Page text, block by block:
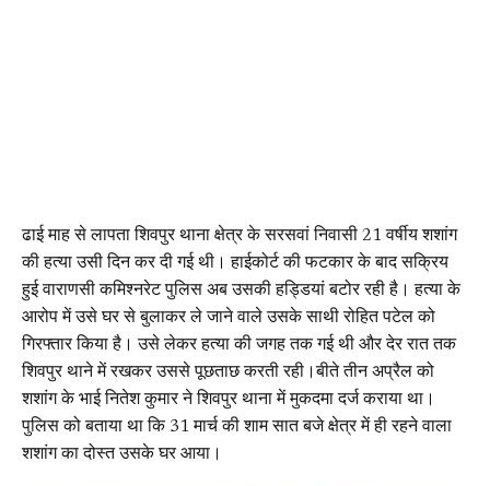
ढाई माह से लापता शिवपुर थाना क्षेत्र के सरसवां निवासी 21 वर्षीय शशांग
की हत्या उसी दिन कर दी गई थी। हाईकोर्ट की फटकार के बाद सक्रिय
हुई वाराणसी कमिश्नरेट पुलिस अब उसकी हड्डियां बटोर रही है। हत्या के
आरोप में उसे घर से बुलाकर ले जाने वाले उसके साथी रोहित पटेल को
गिरफ्तार किया है। उसे लेकर हत्या की जगह तक गई थी और देर रात तक
शिवपुर थाने में रखकर उससे पूछताछ करती रही।बीते तीन अप्रैल को
शशांग के भाई नितेश कुमार ने शिवपुर थाना में मुकदमा दर्ज कराया था।
पुलिस को बताया था कि 31 मार्च की शाम सात बजे क्षेत्र में ही रहने वाला
शशांग का दोस्त उसके घर आया।